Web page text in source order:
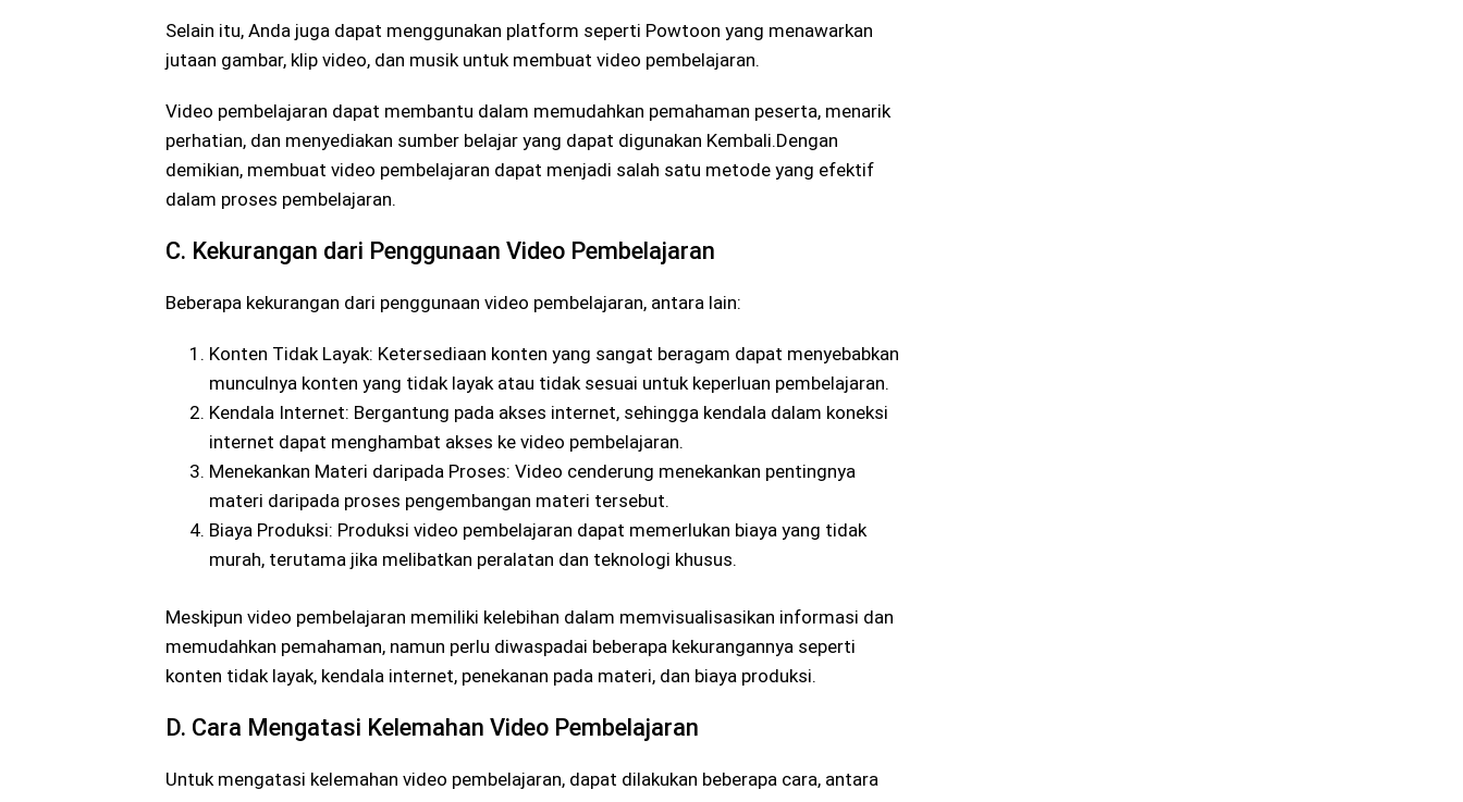
Selain itu, Anda juga dapat menggunakan platform seperti Powtoon yang menawarkan
jutaan gambar, klip video, dan musik untuk membuat video pembelajaran.
Video pembelajaran dapat membantu dalam memudahkan pemahaman peserta, menarik
perhatian, dan menyediakan sumber belajar yang dapat digunakan Kembali.Dengan
demikian, membuat video pembelajaran dapat menjadi salah satu metode yang efektif
dalam proses pembelajaran.
C. Kekurangan dari Penggunaan Video Pembelajaran
Beberapa kekurangan dari penggunaan video pembelajaran, antara lain:
Konten Tidak Layak: Ketersediaan konten yang sangat beragam dapat menyebabkan
munculnya konten yang tidak layak atau tidak sesuai untuk keperluan pembelajaran.
Kendala Internet: Bergantung pada akses internet, sehingga kendala dalam koneksi
internet dapat menghambat akses ke video pembelajaran.
Menekankan Materi daripada Proses: Video cenderung menekankan pentingnya
materi daripada proses pengembangan materi tersebut.
Biaya Produksi: Produksi video pembelajaran dapat memerlukan biaya yang tidak
murah, terutama jika melibatkan peralatan dan teknologi khusus.
Meskipun video pembelajaran memiliki kelebihan dalam memvisualisasikan informasi dan
memudahkan pemahaman, namun perlu diwaspadai beberapa kekurangannya seperti
konten tidak layak, kendala internet, penekanan pada materi, dan biaya produksi.
D. Cara Mengatasi Kelemahan Video Pembelajaran
Untuk mengatasi kelemahan video pembelajaran, dapat dilakukan beberapa cara, antara